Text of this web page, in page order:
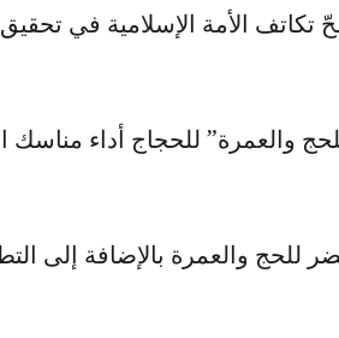
الأمة الإسلامية في تحقيق
والعمرة” للحجاج أداء مناسك
والعمرة بالإضافة إلى